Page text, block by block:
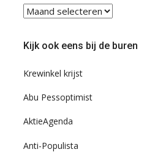
Blader
eens
ons
Kijk ook eens bij de buren
Krewinkel krijst
Abu Pessoptimist
AktieAgenda
Anti-Populista